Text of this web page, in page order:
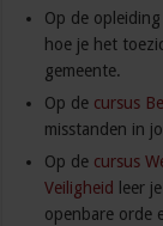
Op de opleiding
hoe je het
gemeente.
Op de cursus
misstanden in
Op de cursus
Veiligheid
leer
openbare orde